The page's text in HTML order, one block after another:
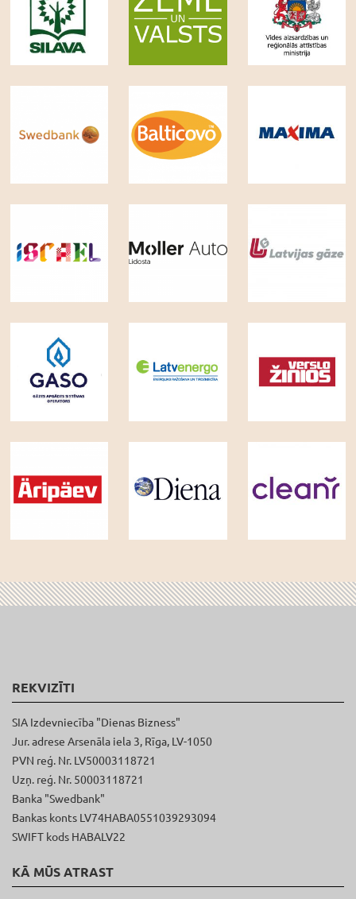
REKVIZĪTI
SIA Izdevniecība "Dienas Bizness"
Jur. adrese Arsenāla iela 3, Rīga, LV-1050
PVN reģ. Nr. LV50003118721
Uzņ. reģ. Nr. 50003118721
Banka "Swedbank"
Bankas konts LV74HABA0551039293094
SWIFT kods HABALV22
KĀ MŪS ATRAST